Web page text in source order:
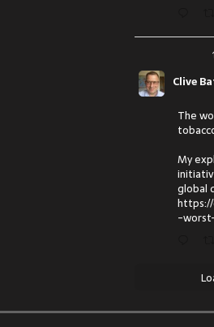
Clive
The
My
global
https://
-